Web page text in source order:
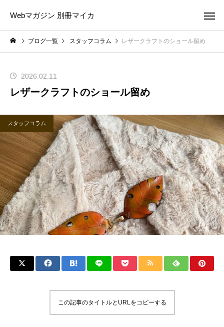
Webマガジン 別冊マイカ
ブログ一覧 スタッフコラム レザークラフトのショール留め
2026.02.11
レザークラフトのショール留め
スタッフコラム
この記事のタイトルとURLをコピーする